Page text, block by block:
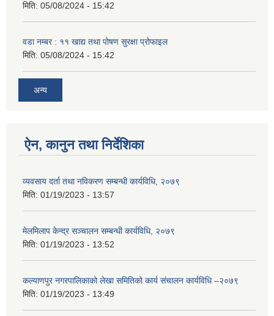
मिति: 05/08/2024 - 15:42
वडा नम्बर : ११ खाद्य तथा पोषण सुरक्षा प्रोफाइल
मिति: 05/08/2024 - 15:42
अन्य
ऐन, कानुन तथा निर्देशिका
व्यवसाय दर्ता तथा नविकरण सम्बन्धी कार्यविधि, २०७९
मिति: 01/19/2023 - 13:57
मेलमिलाप केन्द्र सञ्चालन सम्बन्धी कार्यविधि, २०७९
मिति: 01/19/2023 - 13:52
कल्याणपुर नगरपालिकाको लेखा समितिको कार्य संचालन कार्यविधि –२०७९
मिति: 01/19/2023 - 13:49